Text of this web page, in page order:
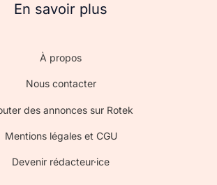
En savoir plus
À propos
Nous contacter
des annonces sur Rotek
Mentions légales et CGU
Devenir rédacteur·ice